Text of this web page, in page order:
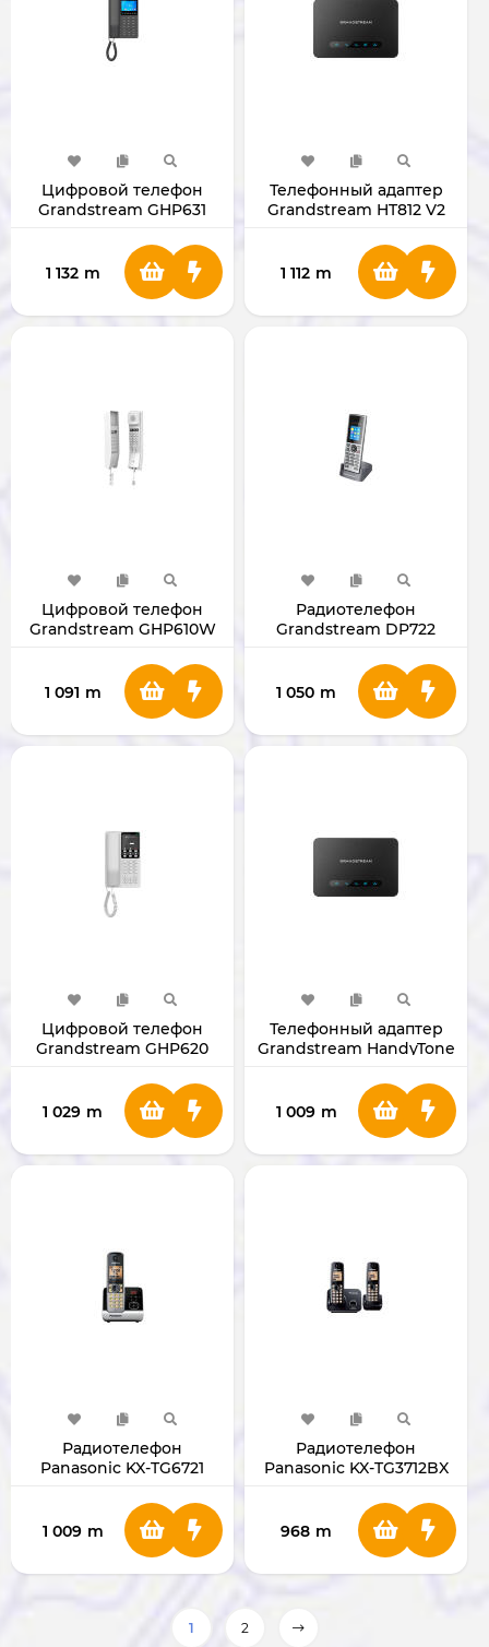
Цифровой телефон
Grandstream GHP631
1 132 m
Телефонный адаптер
Grandstream HT812 V2
1 112 m
Цифровой телефон
Grandstream GHP610W
1 091 m
Радиотелефон
Grandstream DP722
1 050 m
Цифровой телефон
Grandstream GHP620
1 029 m
Телефонный адаптер
Grandstream HandyTone
1 009 m
Радиотелефон
Panasonic KX-TG6721
1 009 m
Радиотелефон
Panasonic KX-TG3712BX
968 m
1 2